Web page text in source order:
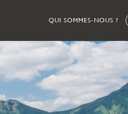
QUI SOMMES-NOUS ?